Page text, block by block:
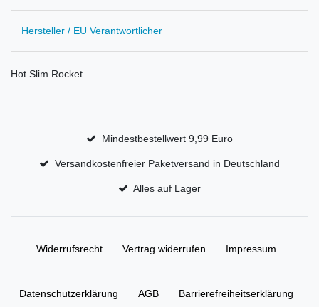
Hersteller / EU Verantwortlicher
Hot Slim Rocket
Mindestbestellwert 9,99 Euro
Versandkostenfreier Paketversand in Deutschland
Alles auf Lager
Widerrufs­recht Vertrag widerrufen Impressum
Daten­schutz­erklärung AGB Barrierefreiheitserklärung